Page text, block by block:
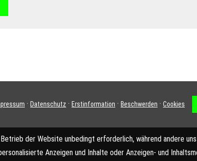
· Datenschutz · Erstinformation · Beschwerden · Cookies
der Website unbedingt erforderlich, während andere
Anzeigen und Inhalte oder Anzeigen- und